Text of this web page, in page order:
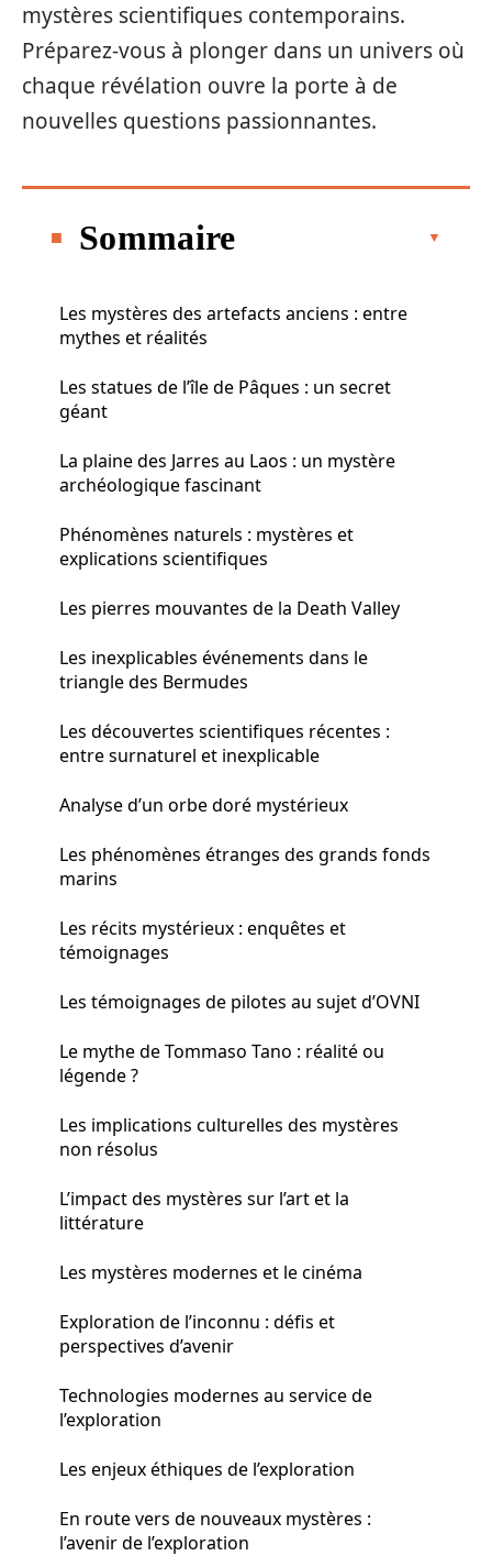
mystères scientifiques contemporains.
Préparez-vous à plonger dans un univers où
chaque révélation ouvre la porte à de
nouvelles questions passionnantes.
Sommaire
Les mystères des artefacts anciens : entre
mythes et réalités
Les statues de l’île de Pâques : un secret
géant
La plaine des Jarres au Laos : un mystère
archéologique fascinant
Phénomènes naturels : mystères et
explications scientifiques
Les pierres mouvantes de la Death Valley
Les inexplicables événements dans le
triangle des Bermudes
Les découvertes scientifiques récentes :
entre surnaturel et inexplicable
Analyse d’un orbe doré mystérieux
Les phénomènes étranges des grands fonds
marins
Les récits mystérieux : enquêtes et
témoignages
Les témoignages de pilotes au sujet d’OVNI
Le mythe de Tommaso Tano : réalité ou
légende ?
Les implications culturelles des mystères
non résolus
L’impact des mystères sur l’art et la
littérature
Les mystères modernes et le cinéma
Exploration de l’inconnu : défis et
perspectives d’avenir
Technologies modernes au service de
l’exploration
Les enjeux éthiques de l’exploration
En route vers de nouveaux mystères :
l’avenir de l’exploration